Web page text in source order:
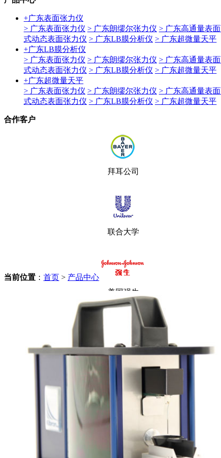
+广东表面张力仪
> 广东表面张力仪 > 广东朗缪尔张力仪 > 广东高通量表
式动态表面张力仪 > 广东LB膜分析仪 > 广东超微量天平
+广东LB膜分析仪
> 广东表面张力仪 > 广东朗缪尔张力仪 > 广东高通量表
式动态表面张力仪 > 广东LB膜分析仪 > 广东超微量天平
+广东超微量天平
> 广东表面张力仪 > 广东朗缪尔张力仪 > 广东高通量表
式动态表面张力仪 > 广东LB膜分析仪 > 广东超微量天平
合作客户
拜耳公司
联合大学
美国强生
当前位置 ： 首页 > 产品中心